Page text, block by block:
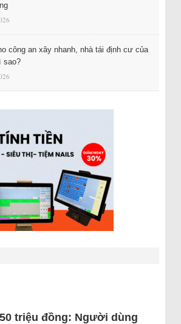
công an xây nhanh, nhà tái định cư của
sao?
triệu đồng: Người dùng